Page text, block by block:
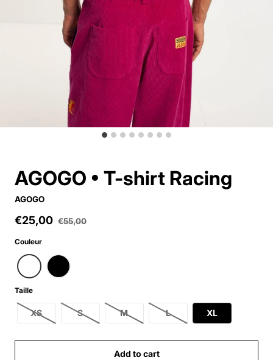
AGOGO • T-shirt Racing
AGOGO
Sale price
€25,00 Regular price
€55,00
Couleur
Taille
XS S M L XL
Add to cart